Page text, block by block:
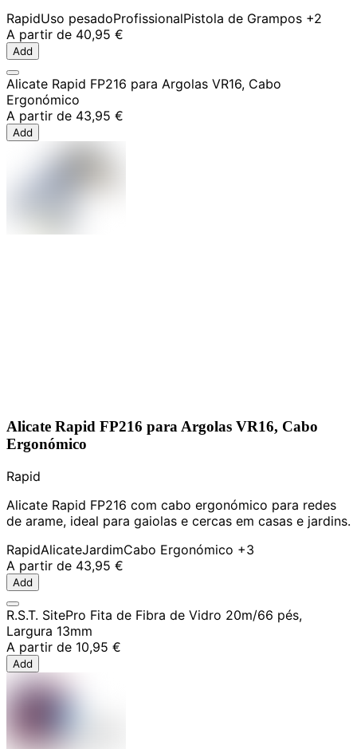
RapidUso pesadoProfissionalPistola de Grampos +2
A partir de 40,95 €
Add
Alicate Rapid FP216 para Argolas VR16, Cabo
Ergonómico
A partir de 43,95 €
Add
Alicate Rapid FP216 para Argolas VR16, Cabo
Ergonómico
Rapid
Alicate Rapid FP216 com cabo ergonómico para redes
de arame, ideal para gaiolas e cercas em casas e jardins.
RapidAlicateJardimCabo Ergonómico +3
A partir de 43,95 €
Add
R.S.T. SitePro Fita de Fibra de Vidro 20m/66 pés,
Largura 13mm
A partir de 10,95 €
Add